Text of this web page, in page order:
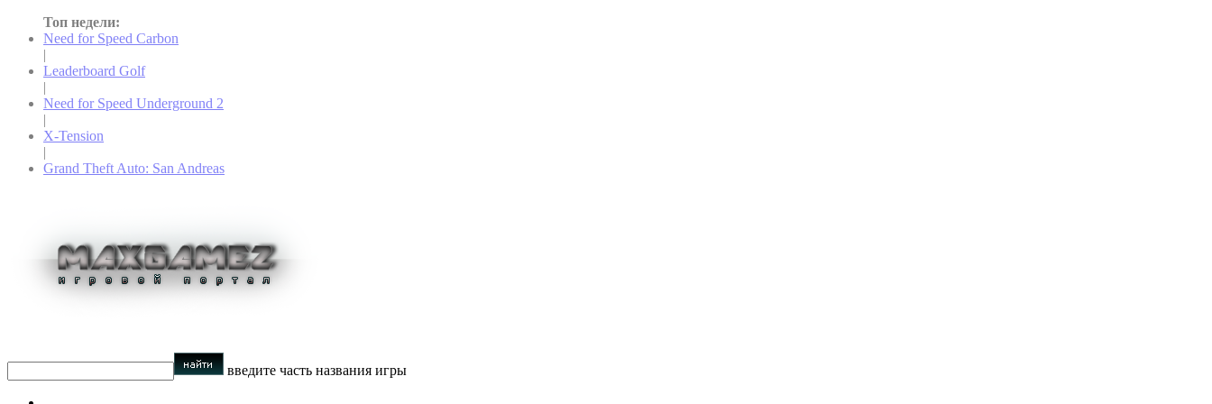
Топ недели:
Need for Speed Carbon
|
Leaderboard Golf
|
Need for Speed Underground 2
|
X-Tension
|
Grand Theft Auto: San Andreas
введите часть названия игры